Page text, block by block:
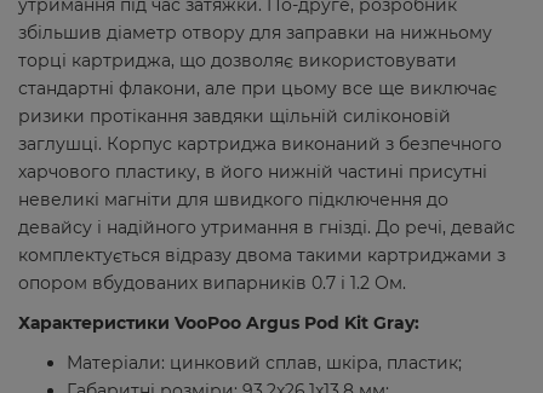
утримання під час затяжки. По-друге, розробник
збільшив діаметр отвору для заправки на нижньому
торці картриджа, що дозволяє використовувати
стандартні флакони, але при цьому все ще виключає
ризики протікання завдяки щільній силіконовій
заглушці. Корпус картриджа виконаний з безпечного
харчового пластику, в його нижній частині присутні
невеликі магніти для швидкого підключення до
девайсу і надійного утримання в гнізді. До речі, девайс
комплектується відразу двома такими картриджами з
опором вбудованих випарників 0.7 і 1.2 Ом.
Характеристики VooPoo Argus Pod Kit Gray:
Матеріали: цинковий сплав, шкіра, пластик;